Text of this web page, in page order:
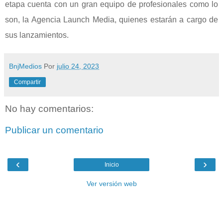
etapa cuenta con un gran equipo de profesionales como lo
son, la Agencia Launch Media, quienes estarán a cargo de
sus lanzamientos.
BnjMedios Por julio 24, 2023
Compartir
No hay comentarios:
Publicar un comentario
‹ ›
Inicio
Ver versión web